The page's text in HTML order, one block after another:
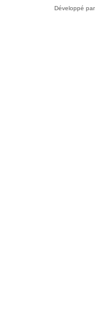
Développé par